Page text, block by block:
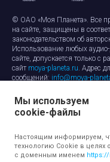
© ОАО «Моя Планета». Все
на сайте, защищены в
законодательством об
Использование любых
сайте, допускается только с
сайт moya-planeta.ru. Адрес
сообщений: info@moya-
Правила сайтаРабота с
Защита персональных
Мы используем
cookie-файлы
Настоящим информируем,
технологию Cookie в целях
с доменным именем